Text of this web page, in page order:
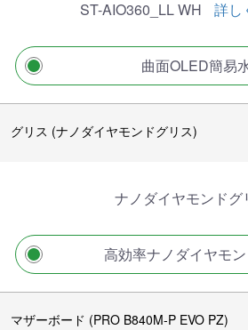
ST-AIO360_LL WH 詳し
曲面OLED簡易
グリス (ナノダイヤモンドグリス)
ナノダイヤモンドグ
高効率ナノダイヤモ
マザーボード (PRO B840M-P EVO PZ)